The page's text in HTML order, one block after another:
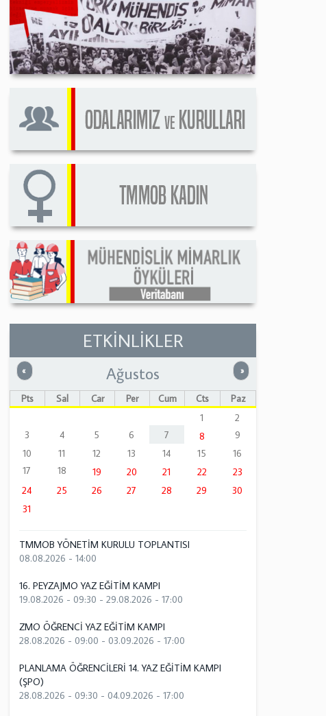
ETKİNLİKLER
« Önceki »Sonraki
Ağustos
Pts Sal Çar Per Cum Cts
Paz
1
2
3
4 5 6 7 8
9
10
11 12 13 14 15
16
17
18 19 20 21 22
23
24
25 26 27 28 29
30
31
TMMOB YÖNETİM KURULU TOPLANTISI
08.08.2026 - 14:00
16. PEYZAJMO YAZ EĞİTİM KAMPI
19.08.2026 - 09:30 -29.08.2026 - 17:00
ZMO ÖĞRENCİ YAZ EĞİTİM KAMPI
28.08.2026 - 09:00 -03.09.2026 - 17:00
PLANLAMA ÖĞRENCİLERİ 14. YAZ EĞİTİM KAMPI
(ŞPO)
28.08.2026 - 09:30 -04.09.2026 - 17:00